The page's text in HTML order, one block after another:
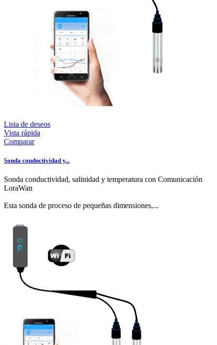
Lista de deseos
Vista rápida
Comparar
Sonda conductividad y...
Sonda conductividad, salinidad y temperatura con Comunicación
LoraWan
Esta sonda de proceso de pequeñas dimensiones,...